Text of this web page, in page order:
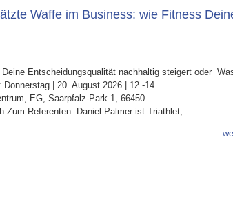
Waffe im Business: wie Fitness
Entscheidungsqualität nachhaltig steigert oder
| 20. August 2026 | 12 -14
EG, Saarpfalz-Park 1, 66450
Zum Referenten: Daniel Palmer ist Triathlet,…